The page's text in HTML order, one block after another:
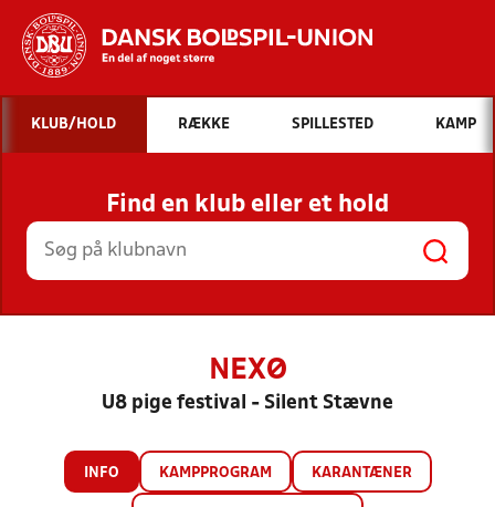
Hvad vil du søge efter?
INDHOLD OG NYHEDER
STILLINGER, RESULTATER, KLUBBER OG
HOLD
KLUB/HOLD RÆKKE SPILLESTED KAMP
Find en klub eller et hold
NEXØ
U8 pige festival - Silent Stævne
INFO KAMPPROGRAM KARANTÆNER